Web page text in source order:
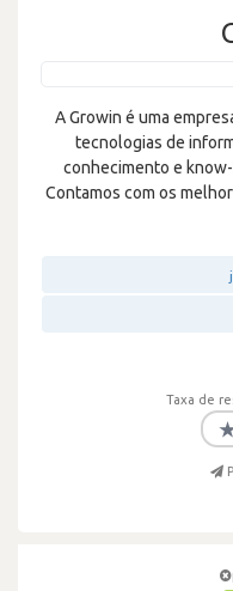
A Growin é uma
tecnologias de
conhecimento e
Contamos com os
Taxa de